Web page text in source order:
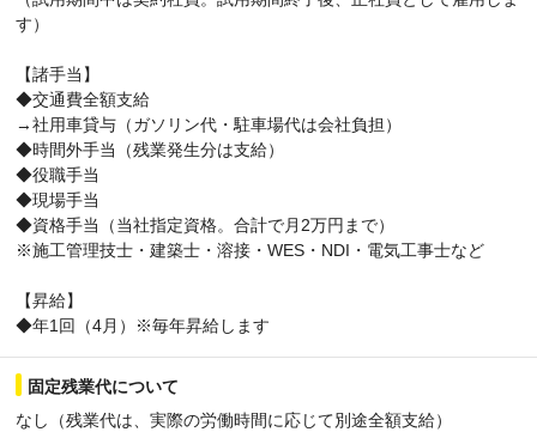
す）
【諸手当】
◆交通費全額支給
→社用車貸与（ガソリン代・駐車場代は会社負担）
◆時間外手当（残業発生分は支給）
◆役職手当
◆現場手当
◆資格手当（当社指定資格。合計で月2万円まで）
※施工管理技士・建築士・溶接・WES・NDI・電気工事士など
【昇給】
◆年1回（4月）※毎年昇給します
固定残業代について
なし（残業代は、実際の労働時間に応じて別途全額支給）